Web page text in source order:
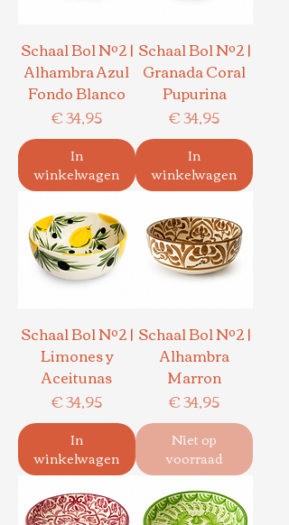
Schaal Bol Nº2 |
Alhambra Azul
Fondo Blanco
Prijs
€ 34,95
In
winkelwagen
Schaal Bol Nº2 |
Granada Coral
Pupurina
Prijs
€ 34,95
In
winkelwagen
Schaal Bol Nº2 |
Limones y
Aceitunas
Prijs
€ 34,95
In
winkelwagen
Schaal Bol Nº2 |
Alhambra
Marron
Prijs
€ 34,95
Niet op
voorraad